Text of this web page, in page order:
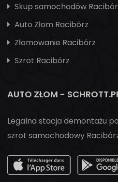
Skup samochodów
Auto Złom Racibórz
Złomowanie Racibórz
Szrot Racibórz
AUTO ZŁOM -
Legalna stacja demontażu
szrot samochodowy